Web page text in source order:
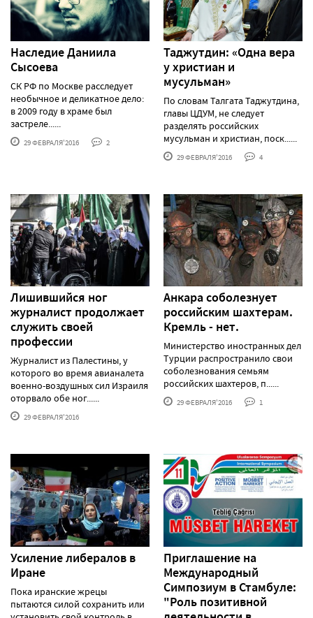
Наследие Даниила
Сысоева
СК РФ по Москве расследует
необычное и деликатное дело:
в 2009 году в храме был
застреле......
29 ФЕВРАЛЯ'2016 2
Таджутдин: «Одна вера
у христиан и
мусульман»
По словам Талгата Таджутдина,
главы ЦДУМ, не следует
разделять российских
мусульман и христиан, поск......
29 ФЕВРАЛЯ'2016 4
Лишившийся ног
журналист продолжает
служить своей
профессии
Журналист из Палестины, у
которого во время авианалета
военно-воздушных сил Израиля
оторвало обе ног......
29 ФЕВРАЛЯ'2016
Анкара соболезнует
российским шахтерам.
Кремль - нет.
Министерство иностранных дел
Турции распространило свои
соболезнования семьям
российских шахтеров, п......
29 ФЕВРАЛЯ'2016 1
Усиление либералов в
Иране
Пока иранские жрецы
пытаются силой сохранить или
Приглашение на
Международный
Симпозиум в Стамбуле:
"Роль позитивной